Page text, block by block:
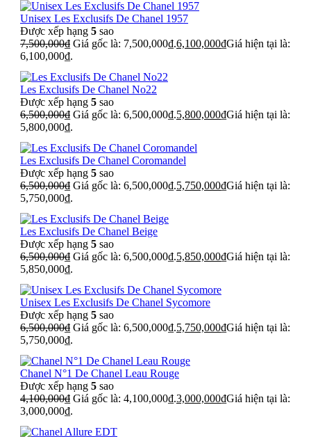
Unisex Les Exclusifs De Chanel 1957
Được xếp hạng 5 sao
7,500,000₫ Giá gốc là: 7,500,000₫.6,100,000₫Giá hiện tại là:
6,100,000₫.
Les Exclusifs De Chanel No22
Được xếp hạng 5 sao
6,500,000₫ Giá gốc là: 6,500,000₫.5,800,000₫Giá hiện tại là:
5,800,000₫.
Les Exclusifs De Chanel Coromandel
Được xếp hạng 5 sao
6,500,000₫ Giá gốc là: 6,500,000₫.5,750,000₫Giá hiện tại là:
5,750,000₫.
Les Exclusifs De Chanel Beige
Được xếp hạng 5 sao
6,500,000₫ Giá gốc là: 6,500,000₫.5,850,000₫Giá hiện tại là:
5,850,000₫.
Unisex Les Exclusifs De Chanel Sycomore
Được xếp hạng 5 sao
6,500,000₫ Giá gốc là: 6,500,000₫.5,750,000₫Giá hiện tại là:
5,750,000₫.
Chanel N°1 De Chanel Leau Rouge
Được xếp hạng 5 sao
4,100,000₫ Giá gốc là: 4,100,000₫.3,000,000₫Giá hiện tại là:
3,000,000₫.